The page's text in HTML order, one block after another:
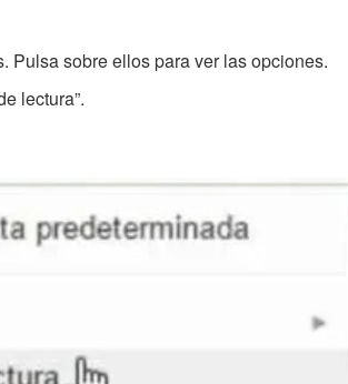
Pulsa sobre ellos para ver las opciones.
lectura”.